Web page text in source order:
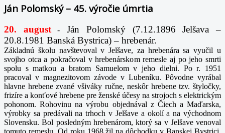
Ján Polomský – 45. výročie úmrtia
20. august-
Ján Polomský (7.12.1896 Jelšava –
20.8.1981 Banská Bystrica) – hrebenár.
Základnú školu navštevoval v Jelšave, za hrebenára sa vyučil u
svojho otca a pokračoval v hrebenárskom remesle aj po jeho smrti
spolu s matkou a bratom Samuelom v jeho dielni. Po r. 1951
pracoval v magnezitovom závode v Lubeníku. Pôvodne vyrábal
hlavne hrebene zvané všiváky ručne, neskôr hrebene tzv. štyločky,
frizíre a konťové hrebene pre ženské účesy na strojoch s elektrickým
pohonom. Rohovinu na výrobu objednával z Čiech a Maďarska,
výrobky sa predávali na trhoch v Jelšave a okolí a na východnom
Slovensku. Bol posledným hrebenárom, ktorý sa v Jelšave venoval
tomuto remeslu. Od roku 1968 žil na dôchodku v Banskej Bystrici.